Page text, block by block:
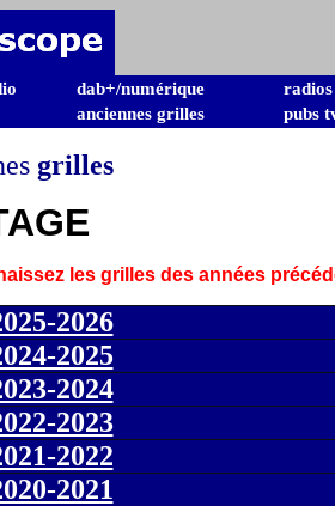
dab+/numérique radios
anciennes grilles pubs
grilles
les grilles des années
2026
2025
2024
2023
2022
2021